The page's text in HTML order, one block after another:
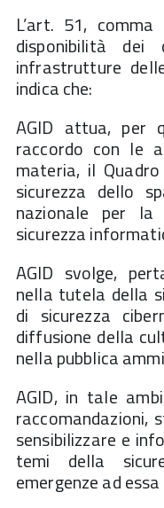
L’art. 51,
disponibilità
infrastrutture
indica che:
AGID attua, per
raccordo con le
materia, il
sicurezza dello
nazionale per la
sicurezza
AGID svolge,
nella tutela della
di sicurezza
diffusione della
nella pubblica
AGID, in tale
raccomandazioni,
sensibilizzare e
temi della
emergenze ad